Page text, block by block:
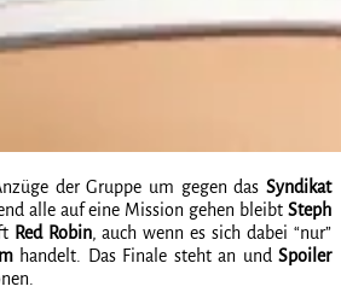
der Gruppe um gegen das Syndikat
alle auf eine Mission gehen bleibt Steph
Red Robin, auch wenn es sich dabei “nur”
handelt. Das Finale steht an undSpoiler